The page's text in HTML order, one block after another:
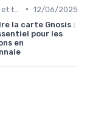
• 12/06/2025
la carte Gnosis :
pour les
en